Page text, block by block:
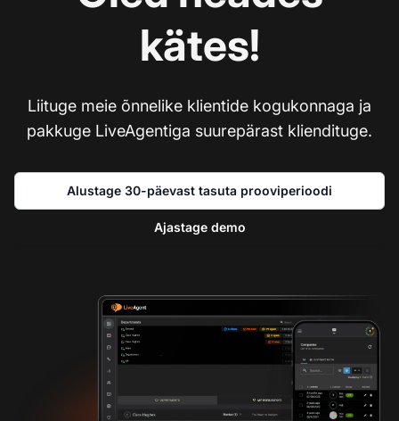
kätes!
Liituge meie õnnelike klientide kogukonnaga ja
pakkuge LiveAgentiga suurepärast kliendituge.
Alustage 30-päevast tasuta prooviperioodi
Ajastage demo